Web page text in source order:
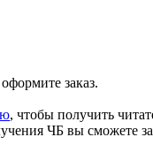
заказ.
, чтобы получить
ЧБ вы сможете